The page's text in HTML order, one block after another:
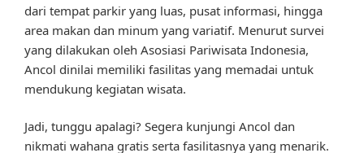
dari tempat parkir yang luas, pusat informasi, hingga
area makan dan minum yang variatif. Menurut survei
yang dilakukan oleh Asosiasi Pariwisata Indonesia,
Ancol dinilai memiliki fasilitas yang memadai untuk
mendukung kegiatan wisata.
Jadi, tunggu apalagi? Segera kunjungi Ancol dan
nikmati wahana gratis serta fasilitasnya yang menarik.